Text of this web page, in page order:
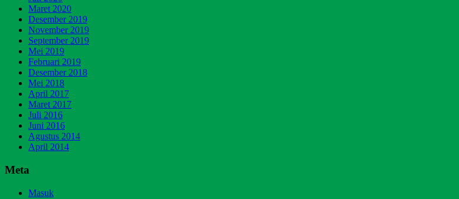
Maret 2020
Desember 2019
November 2019
September 2019
Mei 2019
Februari 2019
Desember 2018
Mei 2018
April 2017
Maret 2017
Juli 2016
Juni 2016
Agustus 2014
April 2014
Meta
Masuk